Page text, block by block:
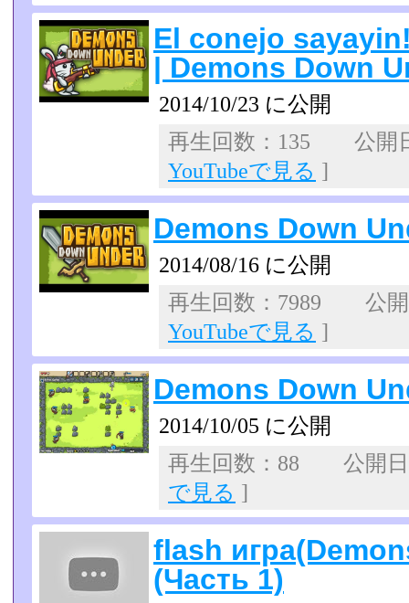
El conejo
| Demons Down
2014/10/23 に公開
再生回数：135 公開
YouTubeで見る ]
Demons Down
2014/08/16 に公開
再生回数：7989 公
YouTubeで見る ]
Demons Down
2014/10/05 に公開
再生回数：88 公開
で見る ]
flash
(Часть 1)